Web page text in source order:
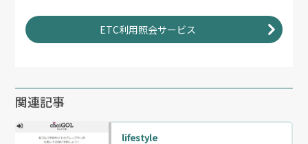
ETC利用照会サービス
関連記事
lifestyle